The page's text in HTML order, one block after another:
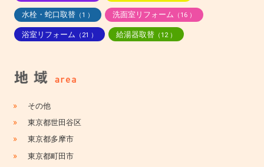
水栓・蛇口取替（1 ） 洗面室リフォーム （16 ）
浴室リフォーム （21 ） 給湯器取替（12 ）
» その他
» 東京都世田谷区
» 東京都多摩市
» 東京都町田市